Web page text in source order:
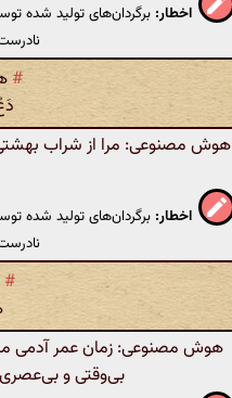
اخطار: برگردان‌های تولید شده
#
هوش مصنوعی: مرا از شراب بهشتی
اخطار: برگردان‌های تولید شده
#
هوش مصنوعی: زمان عمر آدمی
بی‌وقتی و